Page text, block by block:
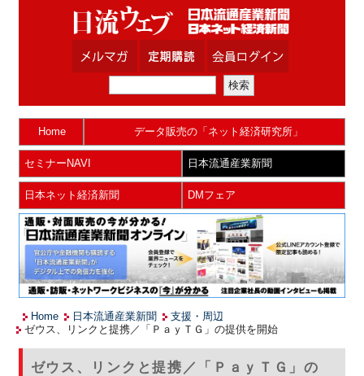
Home データ販売の「ネット経済研究所」
セミナーNAVI 日本流通産業新聞
日本ネット経済新聞 DMフェア
Home 日本流通産業新聞
支援・周辺
ゼウス、リンクと提携／「ＰａｙＴＧ」の提供を開始
ゼウス、リンクと提携／「ＰａｙＴＧ」の